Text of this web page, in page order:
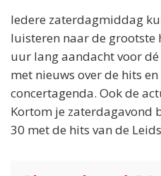
Iedere zaterdagmiddag
luisteren naar de grootste
uur lang aandacht voor
met nieuws over de hits
concertagenda. Ook de
Kortom je zaterdagavond
30 met de hits van de